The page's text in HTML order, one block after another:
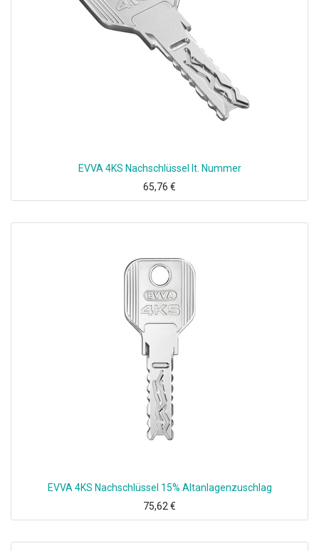
EVVA 4KS Nachschlüssel lt. Nummer
65,76 €
EVVA 4KS Nachschlüssel 15% Altanlagenzuschlag
75,62 €